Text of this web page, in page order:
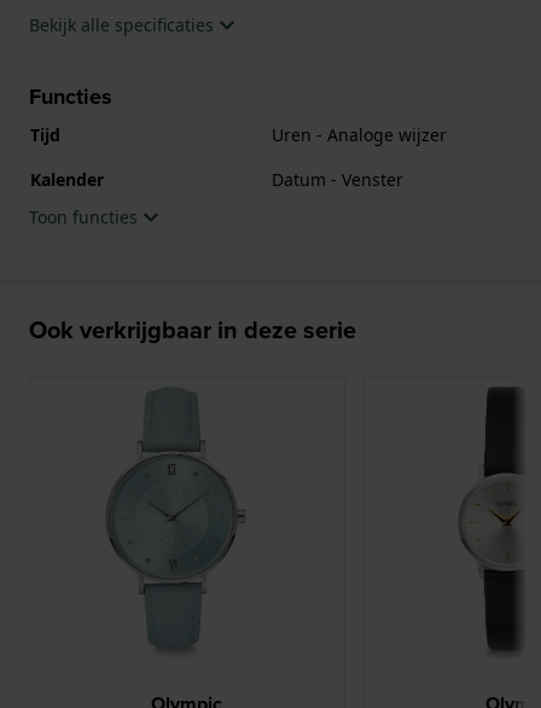
Bekijk alle specificaties
Functies
Tijd
Uren - Analoge wijzer
Kalender
Datum - Venster
Toon functies
Ook verkrijgbaar in deze serie